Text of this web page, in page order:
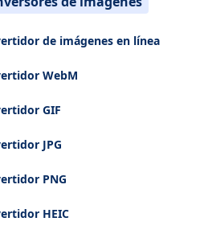
de imágenes en línea
WebM
GIF
JPG
PNG
HEIC